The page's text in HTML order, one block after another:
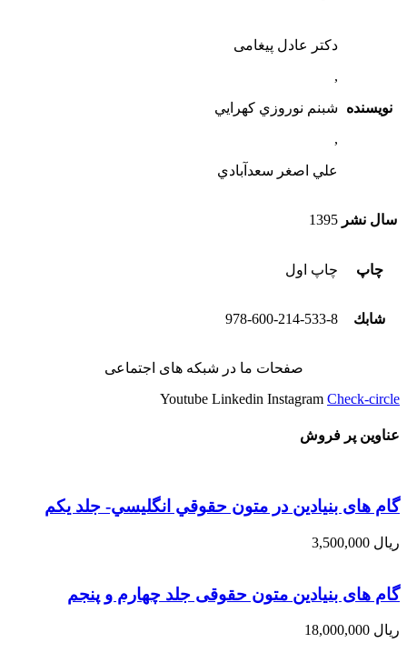
نویسنده
دکتر عادل پیغامی
,
شبنم نوروزي كهرايي
,
علي اصغر سعدآبادي
سال نشر 1395
چاپ چاپ اول
شابك 978-600-214-533-8
صفحات ما در شبکه های اجتماعی
Youtube Linkedin Instagram Check-circle
عناوین پر فروش
گام های بنیادین در متون حقوقي انگليسي- جلد يكم
ریال
گام های بنیادین متون حقوقی جلد چهارم و پنجم
ریال